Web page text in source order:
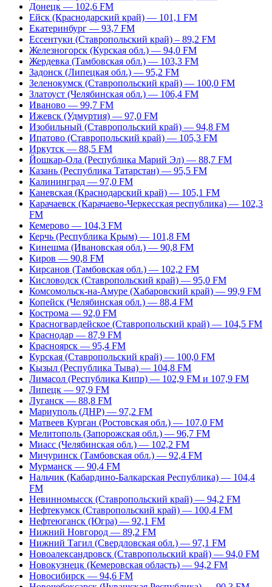
Донецк — 102,6 FM
Ейск (Краснодарский край) — 101,1 FM
Екатеринбург — 93,7 FM
Ессентуки (Ставропольский край) – 89,2 FM
Железногорск (Курская обл.) — 94,0 FM
Жердевка (Тамбовская обл.) — 103,3 FM
Задонск (Липецкая обл.) — 95,2 FM
Зеленокумск (Ставропольский край) — 100,0 FM
Златоуст (Челябинская обл.) — 106,4 FM
Иваново — 99,7 FM
Ижевск (Удмуртия) — 97,0 FM
Изобильный (Ставропольский край) — 94,8 FM
Ипатово (Ставропольский край) — 105,3 FM
Иркутск — 88,5 FM
Йошкар-Ола (Республика Марий Эл) — 88,7 FM
Казань (Республика Татарстан) — 95,5 FM
Калининград — 97,0 FM
Каневская (Краснодарский край) — 105,1 FM
Карачаевск (Карачаево-Черкесская республика) — 102,3
FM
Кемерово — 104,3 FM
Керчь (Республика Крым) — 101,8 FM
Кинешма (Ивановская обл.) — 90,8 FM
Киров — 90,8 FM
Кирсанов (Тамбовская обл.) — 102,2 FM
Кисловодск (Ставропольский край) — 95,0 FM
Комсомольск-на-Амуре (Хабаровский край) — 99,9 FM
Копейск (Челябинская обл.) — 88,4 FM
Кострома — 92,0 FM
Красногвардейское (Ставропольский край) — 104,5 FM
Краснодар — 87,9 FM
Красноярск — 95,4 FM
Курская (Ставропольский край) — 100,0 FM
Кызыл (Республика Тыва) — 104,8 FM
Лимасол (Республика Кипр) — 102,9 FM и 107,9 FM
Липецк — 97,9 FM
Луганск — 88,8 FM
Мариуполь (ДНР) — 97,2 FM
Матвеев Курган (Ростовская обл.) — 107,0 FM
Мелитополь (Запорожская обл.) — 96,7 FM
Миасс (Челябинская обл.) — 102,2 FM
Мичуринск (Тамбовская обл.) — 92,4 FM
Мурманск — 90,4 FM
Нальчик (Кабардино-Балкарская Республика) — 104,4
FM
Невинномысск (Ставропольский край) — 94,2 FM
Нефтекумск (Ставропольский край) — 100,4 FM
Нефтеюганск (Югра) — 92,1 FM
Нижний Новгород — 89,2 FM
Нижний Тагил (Свердловская обл.) — 97,1 FM
Новоалександровск (Ставропольский край) — 94,0 FM
Новокузнецк (Кемеровская область) — 94,2 FM
Новосибирск — 94,6 FM